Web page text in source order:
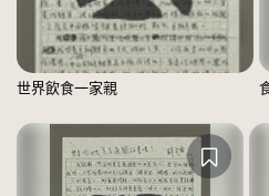
世界飲食一家親